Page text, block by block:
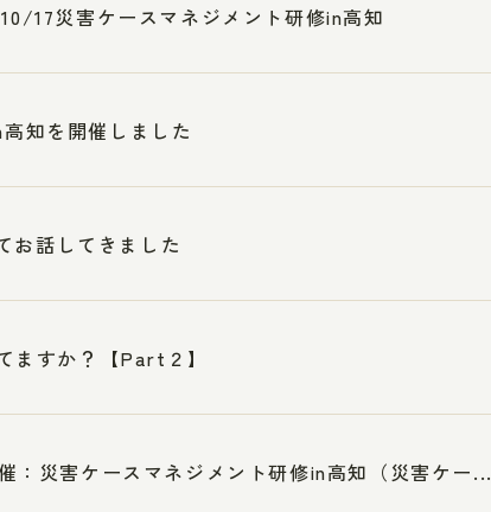
17災害ケースマネジメント研修in高知
知を開催しました
お話してきました
すか？【Part２】
：災害ケースマネジメント研修in高知（災害ケー...